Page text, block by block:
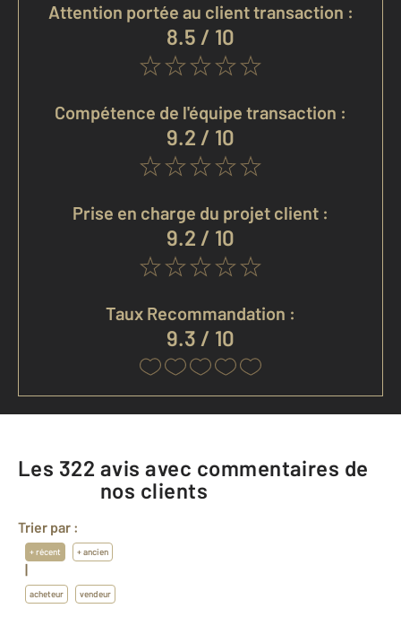
Attention portée au client transaction :
8.5 / 10
Compétence de l'équipe transaction :
9.2 / 10
Prise en charge du projet client :
9.2 / 10
Taux Recommandation :
9.3 / 10
Les 322 avis avec commentaires de
nos clients
Trier par :
+ récent + ancien
|
acheteur vendeur